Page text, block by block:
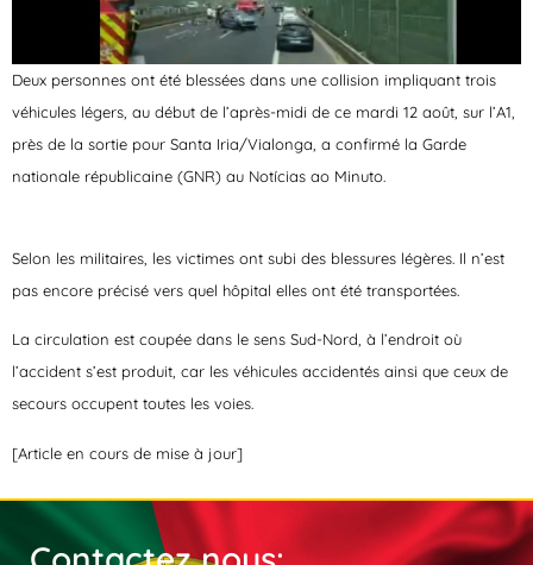
Deux personnes ont été blessées dans une collision impliquant trois
véhicules légers, au début de l’après-midi de ce mardi 12 août, sur l’A1,
près de la sortie pour Santa Iria/Vialonga, a confirmé la Garde
nationale républicaine (GNR) au Notícias ao Minuto.
Selon les militaires, les victimes ont subi des blessures légères. Il n’est
pas encore précisé vers quel hôpital elles ont été transportées.
La circulation est coupée dans le sens Sud-Nord, à l’endroit où
l’accident s’est produit, car les véhicules accidentés ainsi que ceux de
secours occupent toutes les voies.
[Article en cours de mise à jour]